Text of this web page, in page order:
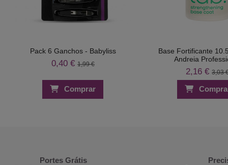
Pack 6 Ganchos - Babyliss
0,40 € 1,99 €
Comprar
Base Fortificante
Andreia
2,16 €3,03
Portes Grátis